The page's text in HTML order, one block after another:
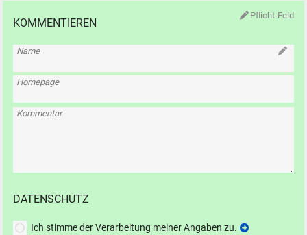
Pflicht-Feld
KOMMENTIEREN
Name
Homepage
Kommentar
DATENSCHUTZ
Ich stimme der Verarbeitung meiner Angaben zu.